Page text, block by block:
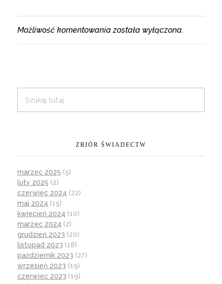
Możliwość komentowania została wyłączona.
ZBIÓR ŚWIADECTW
marzec 2025 (5)
luty 2025 (2)
czerwiec 2024 (22)
maj 2024 (15)
kwiecień 2024 (10)
marzec 2024 (2)
grudzień 2023 (20)
listopad 2023 (18)
październik 2023 (27)
wrzesień 2023 (19)
czerwiec 2023 (19)